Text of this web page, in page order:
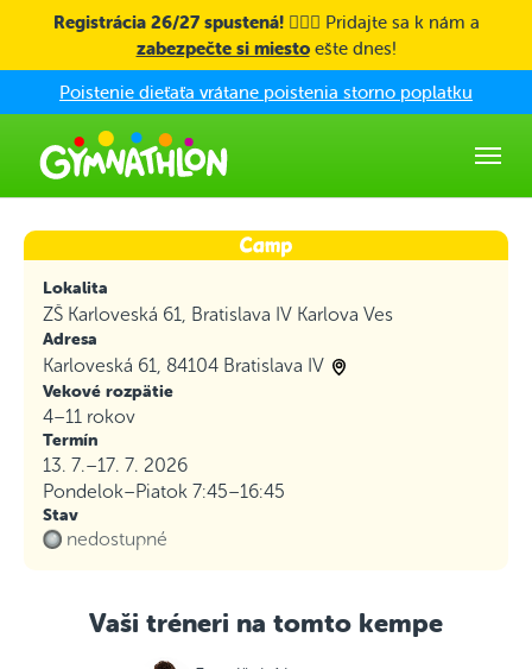
Skip to main content
Registrácia 26/27 spustená! 🤸🏼‍♀️ Pridajte sa k nám a
zabezpečte si miestoešte dnes!
Poistenie dieťaťa vrátane poistenia storno poplatku
Lokalita
ZŠ Karloveská 61, Bratislava IV Karlova Ves
Adresa
Karloveská 61, 84104 Bratislava IV
Vekové rozpätie
4–11 rokov
Termín
13. 7.–17. 7. 2026
Pondelok–Piatok 7:45–16:45
Stav
nedostupné
Vaši tréneri na tomto kempe